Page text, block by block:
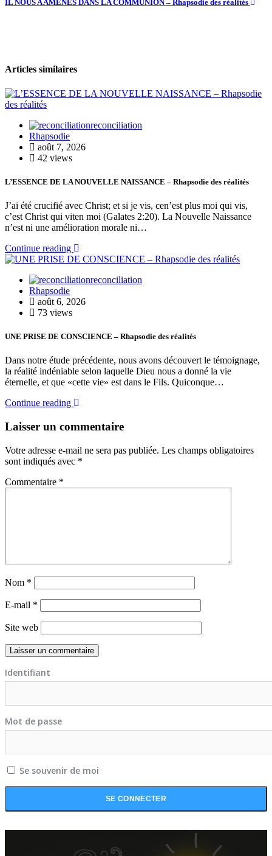
IL NOUS A AMENES DANS LA COMMUNION – Rhapsodie des réalités
Articles similaires
reconciliation
Rhapsodie
août 7, 2026
42 views
L’ESSENCE DE LA NOUVELLE NAISSANCE – Rhapsodie des réalités
J’ai été crucifié avec Christ; et si je vis, cen’est plus moi qui vis,
c’est Christ qui viten moi (Galates 2:20). La Nouvelle Naissance
n’est ni une amélioration morale ni…
Continue reading
reconciliation
Rhapsodie
août 6, 2026
73 views
UNE PRISE DE CONSCIENCE – Rhapsodie des réalités
Dans notre étude précédente, nous avons découvert le témoignage,
la réalité indéniable selon laquelle Dieu nous a donné la vie
éternelle, et que «cette vie» est dans le Fils. Quiconque…
Continue reading
Laisser un commentaire
Votre adresse e-mail ne sera pas publiée. Les champs obligatoires
sont indiqués avec *
Commentaire *
Nom *
E-mail *
Site web
Identifiant
Mot de passe
Se souvenir de moi